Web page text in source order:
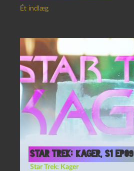
Ét indlæg
Star Trek: Kager, S1 Ep09
Star Trek: Kager